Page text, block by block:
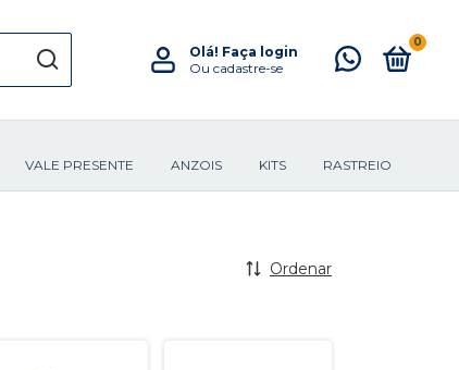
Olá! Faça login
Ou cadastre-se
0
VALE PRESENTE ANZOIS KITS RASTREIO
Ordenar